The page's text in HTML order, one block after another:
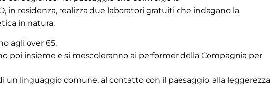
in residenza, realizza due laboratori gratuiti che indagano la
in natura.
agli over 65.
poi insieme e si mescoleranno ai performer della Compagnia per
un linguaggio comune, al contatto con il paesaggio, alla leggerezza